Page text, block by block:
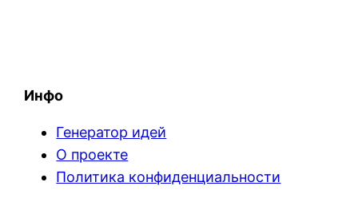
Инфо
Генератор идей
О проекте
Политика конфиденциальности